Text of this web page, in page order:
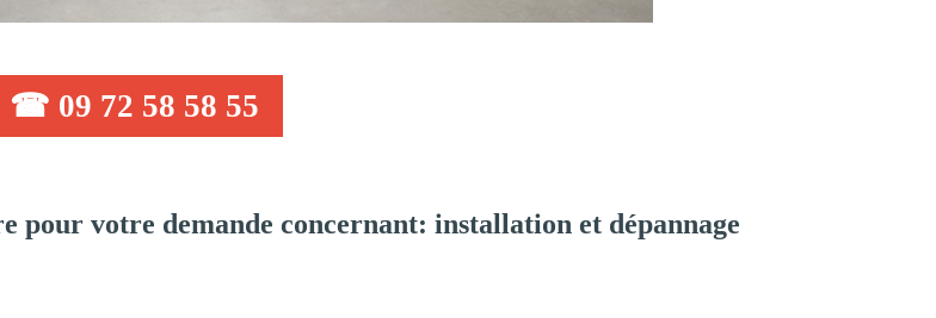
☎ 09 72 58 58 55
pour votre demande concernant: installation et dépannage